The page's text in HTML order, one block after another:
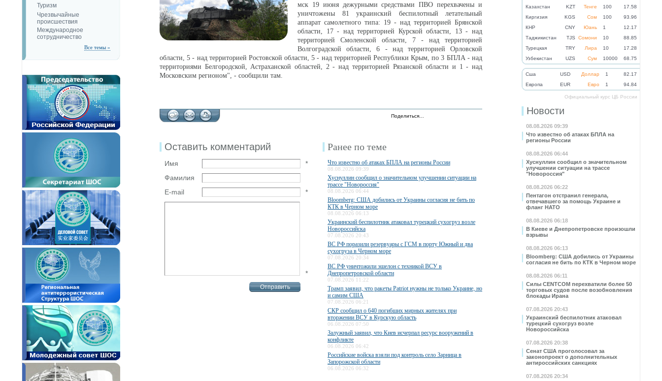
Казахстан
KZT Тенге 100
17.58
Киргизия
KGS Сом 100
93.96
КНР
CNY Юань 1
12.17
Таджикистан
TJS Сомони 10
88.85
Турецкая
TRY Лира 10
17.28
Узбекистан
UZS Сум 10000 68.75
Cша USD Доллар 1
82.17
Eвропа
EUR Евро 1 94.84
Официальный курс ЦБ России
Новости
08.08.2026 09:39
Что известно об атаках БПЛА на
регионы России
08.08.2026 06:44
Хуснуллин сообщил о значительном
улучшении ситуации на трассе
"Новороссия"
08.08.2026 06:22
Пентагон отстранил генерала,
отвечавшего за помощь Украине и
фланг НАТО
08.08.2026 06:18
В Киеве и Днепропетровске произошли
взрывы
08.08.2026 06:13
Bloomberg: США добились от Украины
согласия не бить по КТК в Черном море
08.08.2026 06:11
Силы CENTCOM перехватили более 50
торговых судов после возобновления
блокады Ирана
07.08.2026 20:43
Украинский беспилотник атаковал
турецкий сухогруз возле
Новороссийска
07.08.2026 20:38
Сенат США проголосовал за
законопроект о дополнительных
антироссийских санкциях
07.08.2026 20:34
Туризм
Чрезвычайные
происшествия
Международное
сотрудничество
Все темы »
мск 19 июня дежурными средствами ПВО перехвачены и
уничтожены 81 украинский беспилотный летательный
аппарат самолетного типа: 19 - над территорией Брянской
области, 17 - над территорией Курской области, 13 - над
территорией Смоленской области, 7 - над территорией
Волгоградской области, 6 - над территорией Орловской
области, 5 - над территорией Ростовской области, 5 - над территорией Республики Крым, по 3 БПЛА - над
территориями Белгородской, Астраханской областей, 2 - над территорией Рязанской области и 1 - над
Московским регионом", - сообщили там.
Поделиться…
Оставить комментарий
Имя
*
Фамилия
E-mail
*
*
Ранее по теме
Что известно об атаках БПЛА на регионы России
08.08.2026 09:39
Хуснуллин сообщил о значительном улучшении ситуации на
трассе "Новороссия"
08.08.2026 06:44
Bloomberg: США добились от Украины согласия не бить по
КТК в Черном море
08.08.2026 06:13
Украинский беспилотник атаковал турецкий сухогруз возле
Новороссийска
07.08.2026 20:43
ВС РФ поразили резервуары с ГСМ в порту Южный и два
сухогруза в Черном море
07.08.2026 20:34
ВС РФ уничтожили эшелон с техникой ВСУ в
Днепропетровской области
07.08.2026 11:22
Трамп заявил, что ракеты Patriot нужны не только Украине, но
и самим США
07.08.2026 06:21
СКР сообщил о 640 погибших мирных жителях при
вторжении ВСУ в Курскую область
06.08.2026 07:50
Залужный заявил, что Киев исчерпал ресурс вооружений в
конфликте
06.08.2026 06:42
Российские войска взяли под контроль село Зарница в
Запорожской области
06.08.2026 06:32